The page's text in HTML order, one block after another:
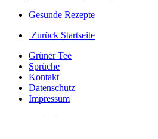
Gesunde Rezepte
Zurück Startseite
Grüner Tee
Sprüche
Kontakt
Datenschutz
Impressum